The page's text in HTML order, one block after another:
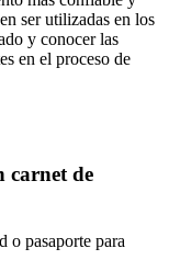
ser utilizadas en los
y conocer las
en el proceso de
carnet de
o pasaporte para